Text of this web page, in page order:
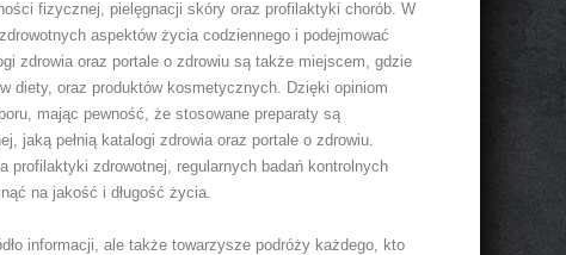
fizycznej, pielęgnacji skóry oraz profilaktyki chorób. W
aspektów życia codziennego i podejmować
zdrowia oraz portale o zdrowiu są także miejscem, gdzie
diety, oraz produktów kosmetycznych. Dzięki opiniom
mając pewność, że stosowane preparaty są
jaką pełnią katalogi zdrowia oraz portale o zdrowiu.
zdrowotnej, regularnych badań kontrolnych
na jakość i długość życia.
informacji, ale także towarzysze podróży każdego, kto